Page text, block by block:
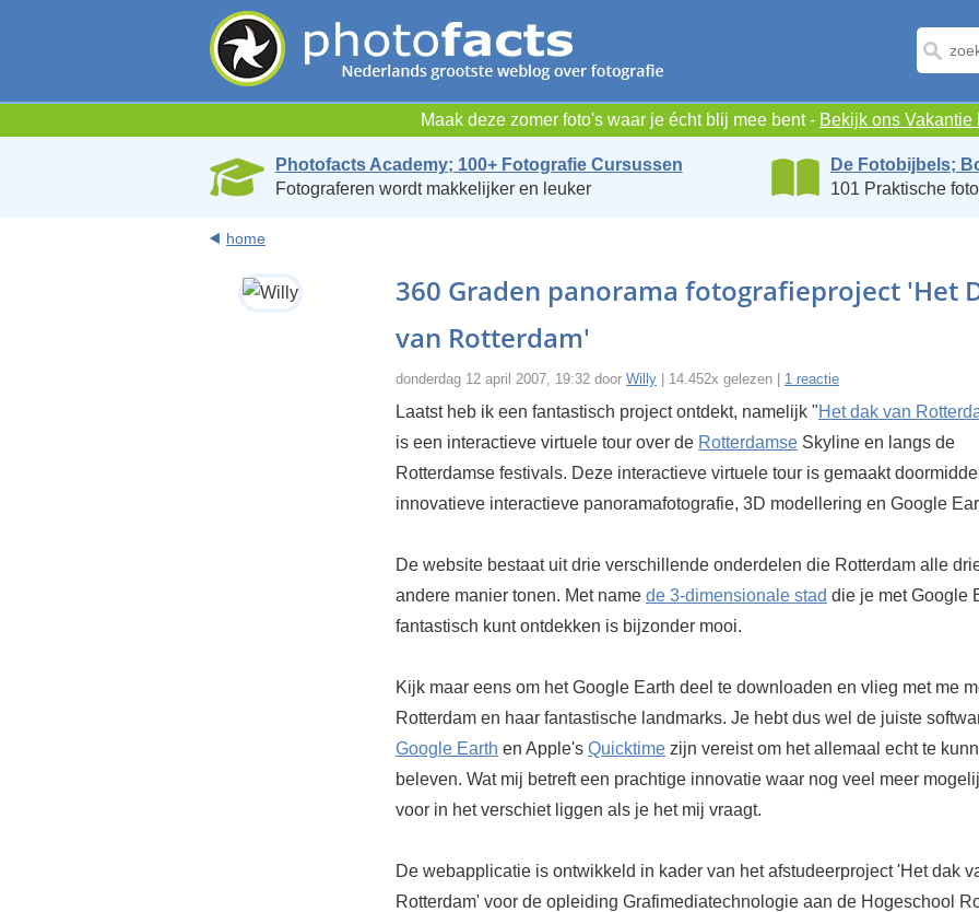
Maak deze zomer foto's waar je écht blij mee bent - Bekijk ons Vakantie
Photofacts Academy; 100+ Fotografie Cursussen
Fotograferen wordt makkelijker en leuker
De Fotobijbels;
101 Praktische
home
360 Graden panorama fotografieproject 'Het
van Rotterdam'
donderdag 12 april 2007, 19:32 door Willy | 14.452x gelezen | 1 reactie
Laatst heb ik een fantastisch project ontdekt, namelijk "Het dak van
is een interactieve virtuele tour over de Rotterdamse Skyline en langs de
Rotterdamse festivals. Deze interactieve virtuele tour is gemaakt
innovatieve interactieve panoramafotografie, 3D modellering en Google
De website bestaat uit drie verschillende onderdelen die Rotterdam alle
andere manier tonen. Met name de 3-dimensionale stad die je met Google
fantastisch kunt ontdekken is bijzonder mooi.
Kijk maar eens om het Google Earth deel te downloaden en vlieg met me
Rotterdam en haar fantastische landmarks. Je hebt dus wel de juiste
Google Earth en Apple's Quicktime zijn vereist om het allemaal echt te
beleven. Wat mij betreft een prachtige innovatie waar nog veel meer
voor in het verschiet liggen als je het mij vraagt.
De webapplicatie is ontwikkeld in kader van het afstudeerproject 'Het dak
Rotterdam' voor de opleiding Grafimediatechnologie aan de Hogeschool